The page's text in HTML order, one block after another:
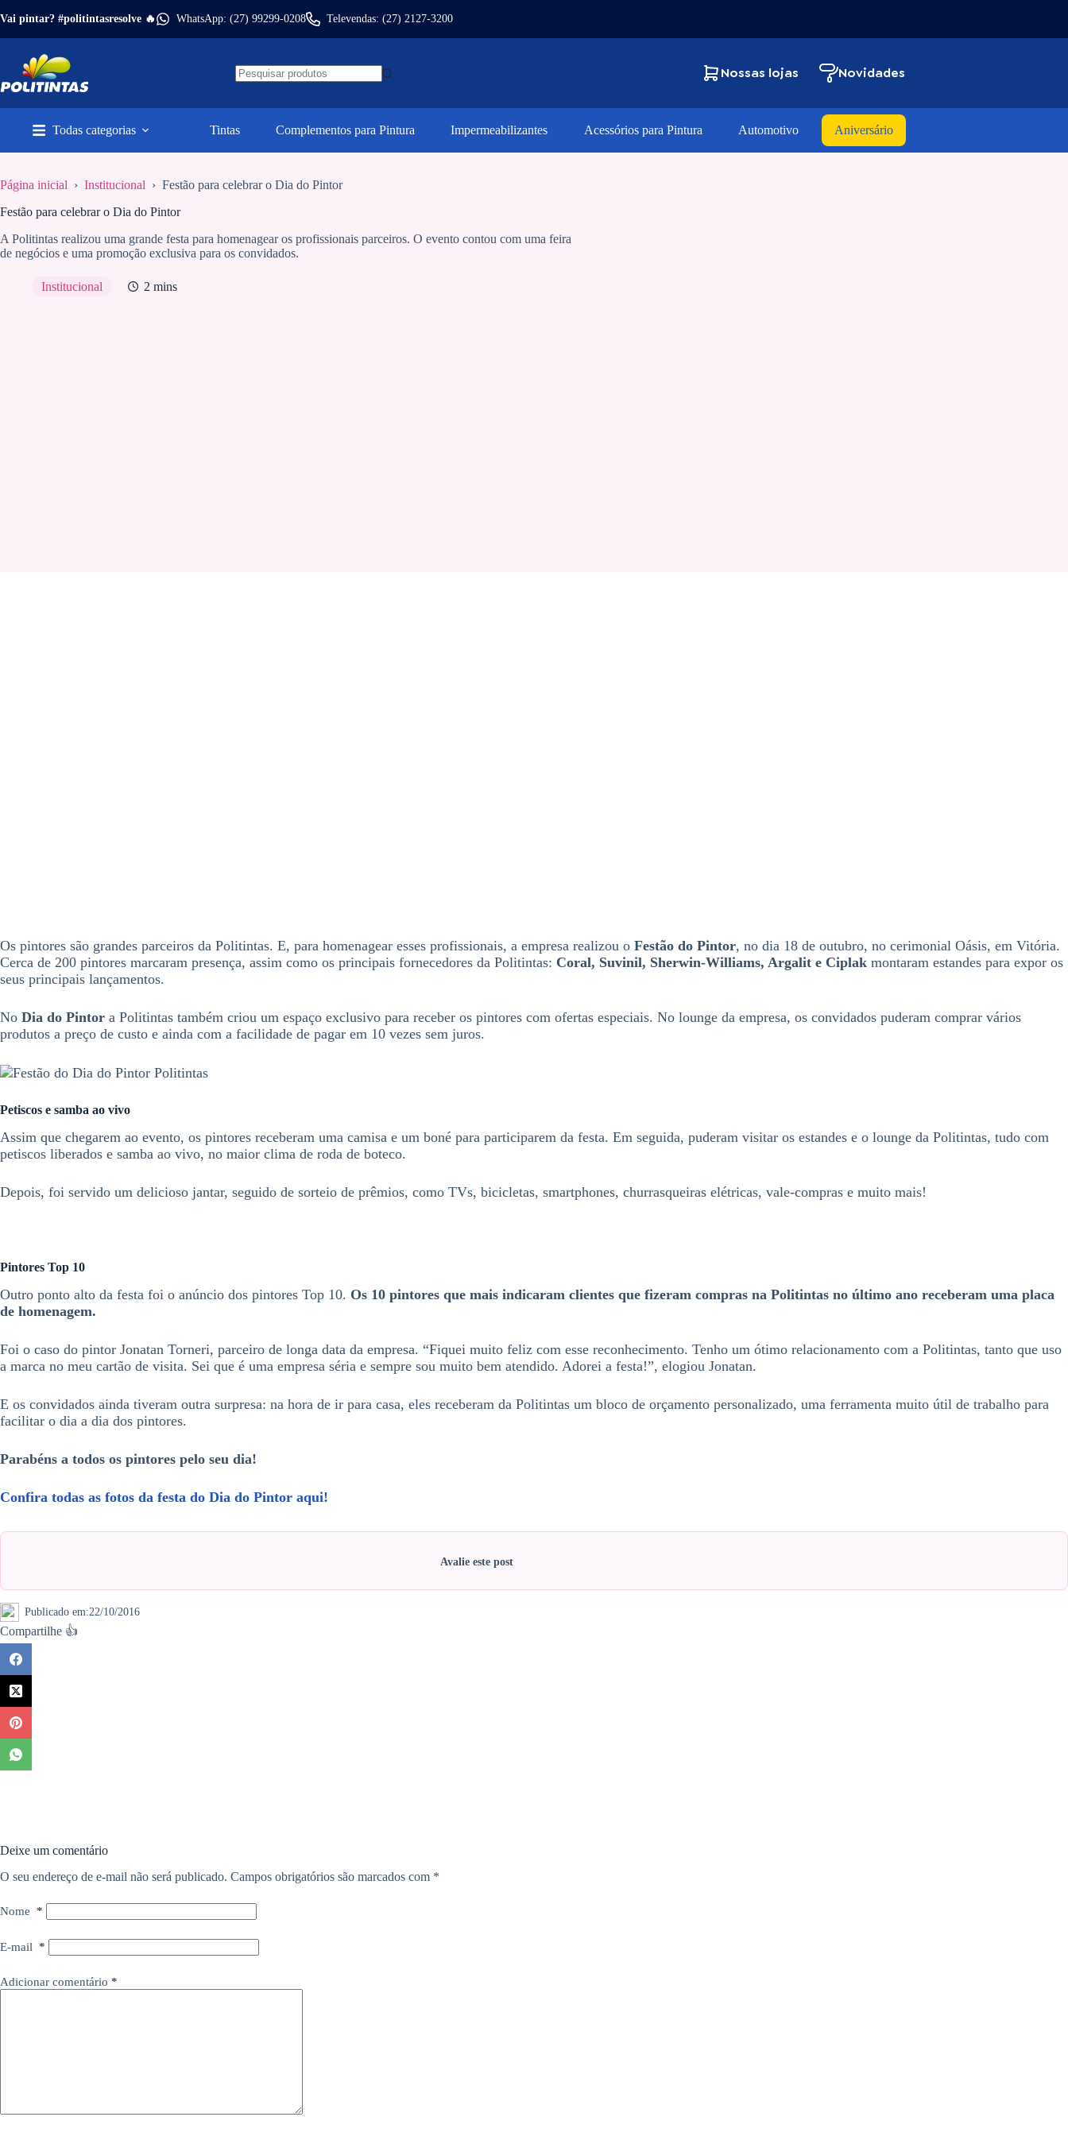
para
Vai pintar? #politintasresolve 🔥 WhatsApp: (27) 99299-0208 Televendas: (27) 2127-3200
Nossas lojas Novidades
Todas categorias Tintas Complementos para Pintura Impermeabilizantes Acessórios para Pintura Automotivo Aniversário
Página inicial › Institucional › Festão para celebrar o Dia do Pintor
Festão para celebrar o Dia do Pintor
A Politintas realizou uma grande festa para homenagear os profissionais parceiros. O evento contou com uma feira
de negócios e uma promoção exclusiva para os convidados.
Institucional 2 mins
Os pintores são grandes parceiros da Politintas. E, para homenagear esses profissionais, a empresa realizou o Festão do Pintor, no dia 18 de outubro, no cerimonial Oásis, em Vitória.
Cerca de 200 pintores marcaram presença, assim como os principais fornecedores da Politintas: Coral, Suvinil, Sherwin-Williams, Argalit e Ciplak montaram estandes para expor os
seus principais lançamentos.
No Dia do Pintor a Politintas também criou um espaço exclusivo para receber os pintores com ofertas especiais. No lounge da empresa, os convidados puderam comprar vários
produtos a preço de custo e ainda com a facilidade de pagar em 10 vezes sem juros.
Petiscos e samba ao vivo
Assim que chegarem ao evento, os pintores receberam uma camisa e um boné para participarem da festa. Em seguida, puderam visitar os estandes e o lounge da Politintas, tudo com
petiscos liberados e samba ao vivo, no maior clima de roda de boteco.
Depois, foi servido um delicioso jantar, seguido de sorteio de prêmios, como TVs, bicicletas, smartphones, churrasqueiras elétricas, vale-compras e muito mais!
Pintores Top 10
Outro ponto alto da festa foi o anúncio dos pintores Top 10. Os 10 pintores que mais indicaram clientes que fizeram compras na Politintas no último ano receberam uma placa
de homenagem.
Foi o caso do pintor Jonatan Torneri, parceiro de longa data da empresa. “Fiquei muito feliz com esse reconhecimento. Tenho um ótimo relacionamento com a Politintas, tanto que uso
a marca no meu cartão de visita. Sei que é uma empresa séria e sempre sou muito bem atendido. Adorei a festa!”, elogiou Jonatan.
E os convidados ainda tiveram outra surpresa: na hora de ir para casa, eles receberam da Politintas um bloco de orçamento personalizado, uma ferramenta muito útil de trabalho para
facilitar o dia a dia dos pintores.
Parabéns a todos os pintores pelo seu dia!
Confira todas as fotos da festa do Dia do Pintor aqui!
Avalie este post
Publicado em:22/10/2016
Compartilhe 👍
Deixe um comentário
O seu endereço de e-mail não será publicado. Campos obrigatórios são marcados com *
Nome *
E-mail *
Adicionar comentário *